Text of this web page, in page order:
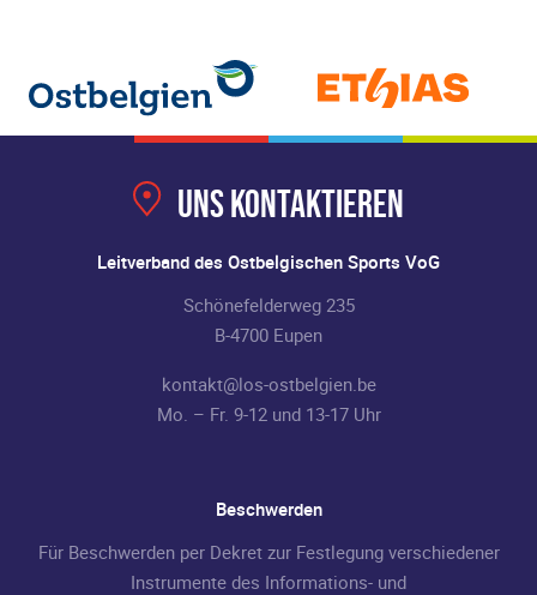
Uns kontaktieren
Leitverband des Ostbelgischen Sports VoG
Schönefelderweg 235
B-4700 Eupen
kontakt@los-ostbelgien.be
Mo. – Fr. 9-12 und 13-17 Uhr
Beschwerden
Für Beschwerden per Dekret zur Festlegung verschiedener
Instrumente des Informations- und